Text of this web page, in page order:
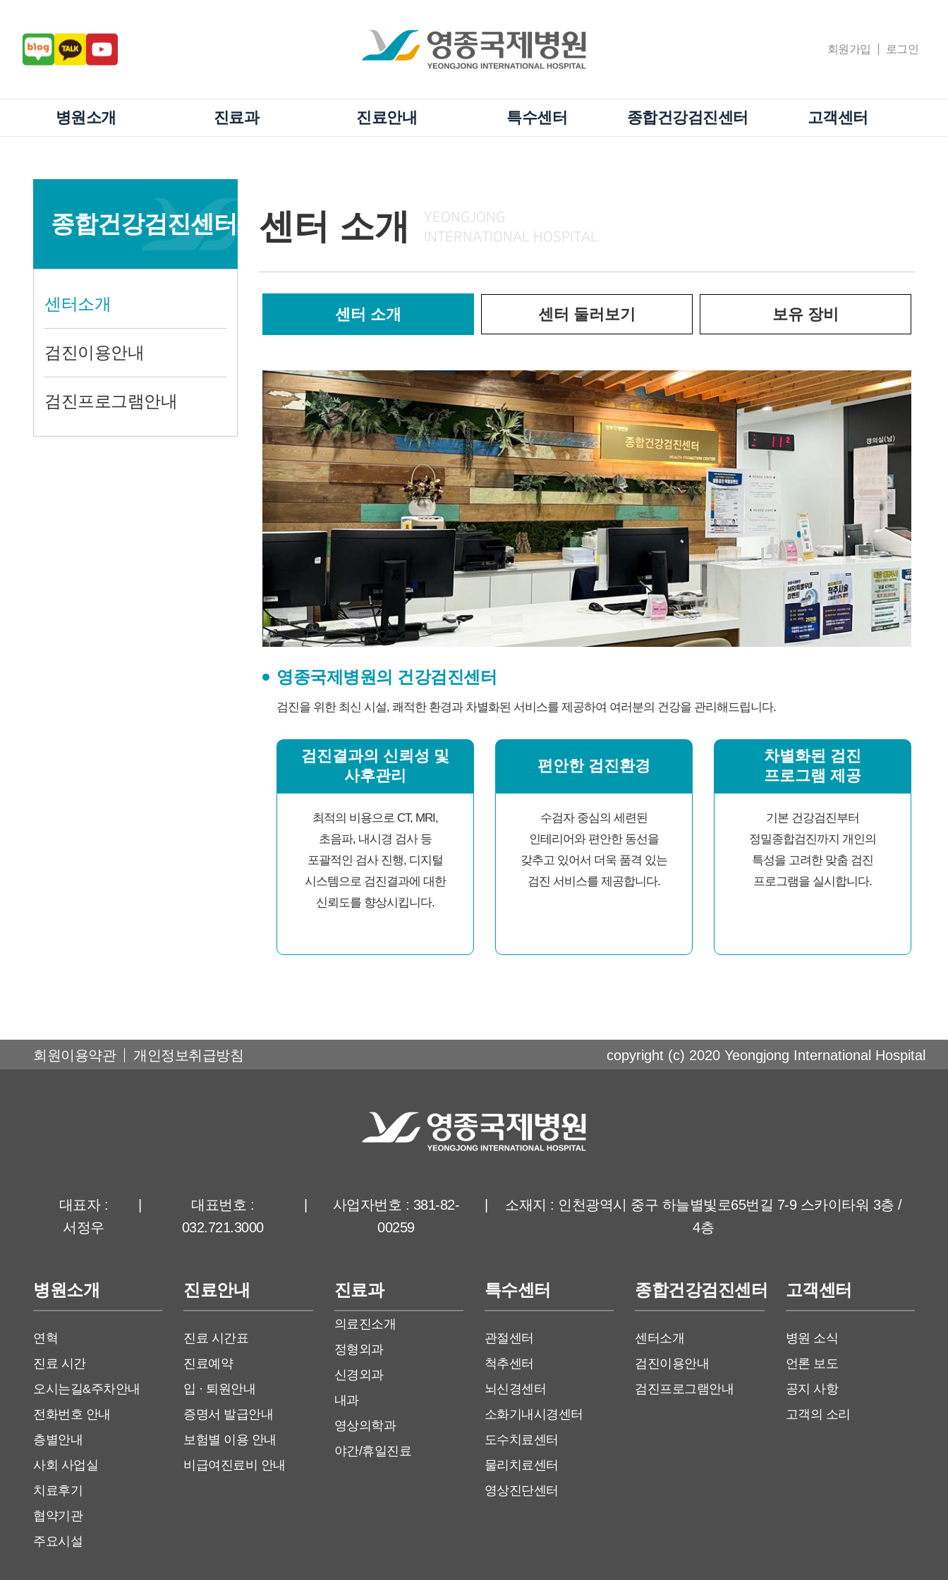
회원가입 로그인
병원소개 진료과 진료안내 특수센터 종합건강검진센터 고객센터
종합건강검진센터
센터소개
검진이용안내
검진프로그램안내
센터 소개
YEONGJONG
INTERNATIONAL HOSPITAL
센터 소개 센터 둘러보기 보유 장비
영종국제병원의 건강검진센터
검진을 위한 최신 시설, 쾌적한 환경과 차별화된 서비스를 제공하여 여러분의 건강을 관리해드립니다.
검진결과의 신뢰성 및
사후관리
최적의 비용으로 CT, MRI,
초음파, 내시경 검사 등
포괄적인 검사 진행, 디지털
시스템으로 검진결과에 대한
신뢰도를 향상시킵니다.
편안한 검진환경
수검자 중심의 세련된
인테리어와 편안한 동선을
갖추고 있어서 더욱 품격 있는
검진 서비스를 제공합니다.
차별화된 검진
프로그램 제공
기본 건강검진부터
정밀종합검진까지 개인의
특성을 고려한 맞춤 검진
프로그램을 실시합니다.
회원이용약관 개인정보취급방침 copyright (c) 2020 Yeongjong International Hospital
대표자 :
서정우
대표번호 :
032.721.3000
사업자번호 : 381-82-
00259
소재지 : 인천광역시 중구 하늘별빛로65번길 7-9 스카이타워 3층 /
4층
병원소개
연혁
진료 시간
오시는길&주차안내
전화번호 안내
층별안내
사회 사업실
치료후기
협약기관
주요시설
진료안내
진료 시간표
진료예약
입 · 퇴원안내
증명서 발급안내
보험별 이용 안내
비급여진료비 안내
진료과
의료진소개
정형외과
신경외과
내과
영상의학과
야간/휴일진료
특수센터
관절센터
척추센터
뇌신경센터
소화기내시경센터
도수치료센터
물리치료센터
영상진단센터
종합건강검진센터
센터소개
검진이용안내
검진프로그램안내
고객센터
병원 소식
언론 보도
공지 사항
고객의 소리